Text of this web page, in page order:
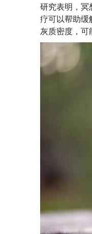
研究表明，冥
疗可以帮助缓
灰质密度，可